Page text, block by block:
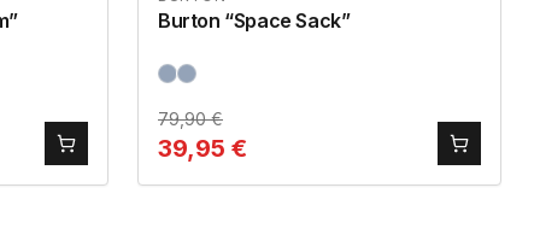
Burton “Space Sack”
79,90€
39,95 €